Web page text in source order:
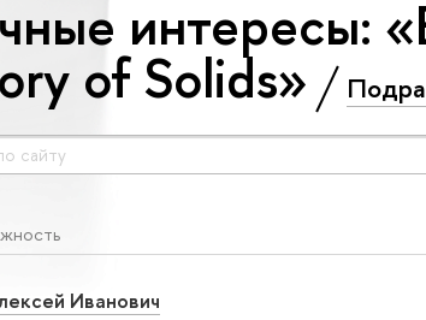
интересы:
of Solids»
Иванович